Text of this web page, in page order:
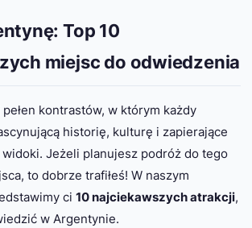
Top 10
miejsc do odwiedzenia
kontrastów, w którym każdy
historię, kulturę i zapierające
Jeżeli planujesz podróż do tego
to dobrze trafiłeś! W naszym
ci 10 najciekawszych atrakcji,
w Argentynie.